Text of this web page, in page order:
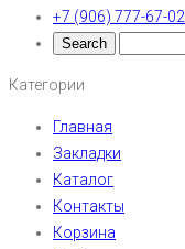
+7 (906) 777-67-02
Категории
Главная
Закладки
Каталог
Контакты
Корзина